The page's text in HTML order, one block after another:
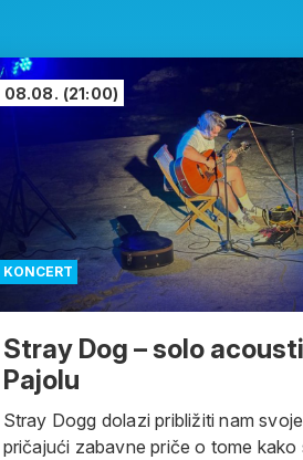
KONCERT
08.08. (21:00)
Stray Dog – solo
Pajolu
Stray Dogg dolazi približiti nam svoje
pričajući zabavne priče o tome kako